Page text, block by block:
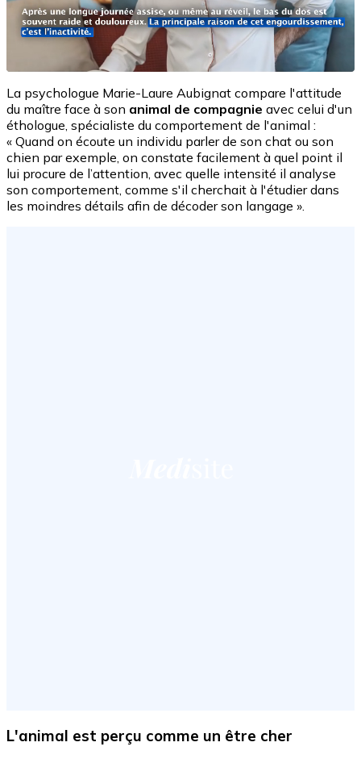
La psychologue Marie-Laure Aubignat compare l'attitude
du maître face à son animal de compagnie avec celui d'un
éthologue, spécialiste du comportement de l'animal :
« Quand on écoute un individu parler de son chat ou son
chien par exemple, on constate facilement à quel point il
lui procure de l’attention, avec quelle intensité il analyse
son comportement, comme s'il cherchait à l'étudier dans
les moindres détails afin de décoder son langage ».
L'animal est perçu comme un être cher